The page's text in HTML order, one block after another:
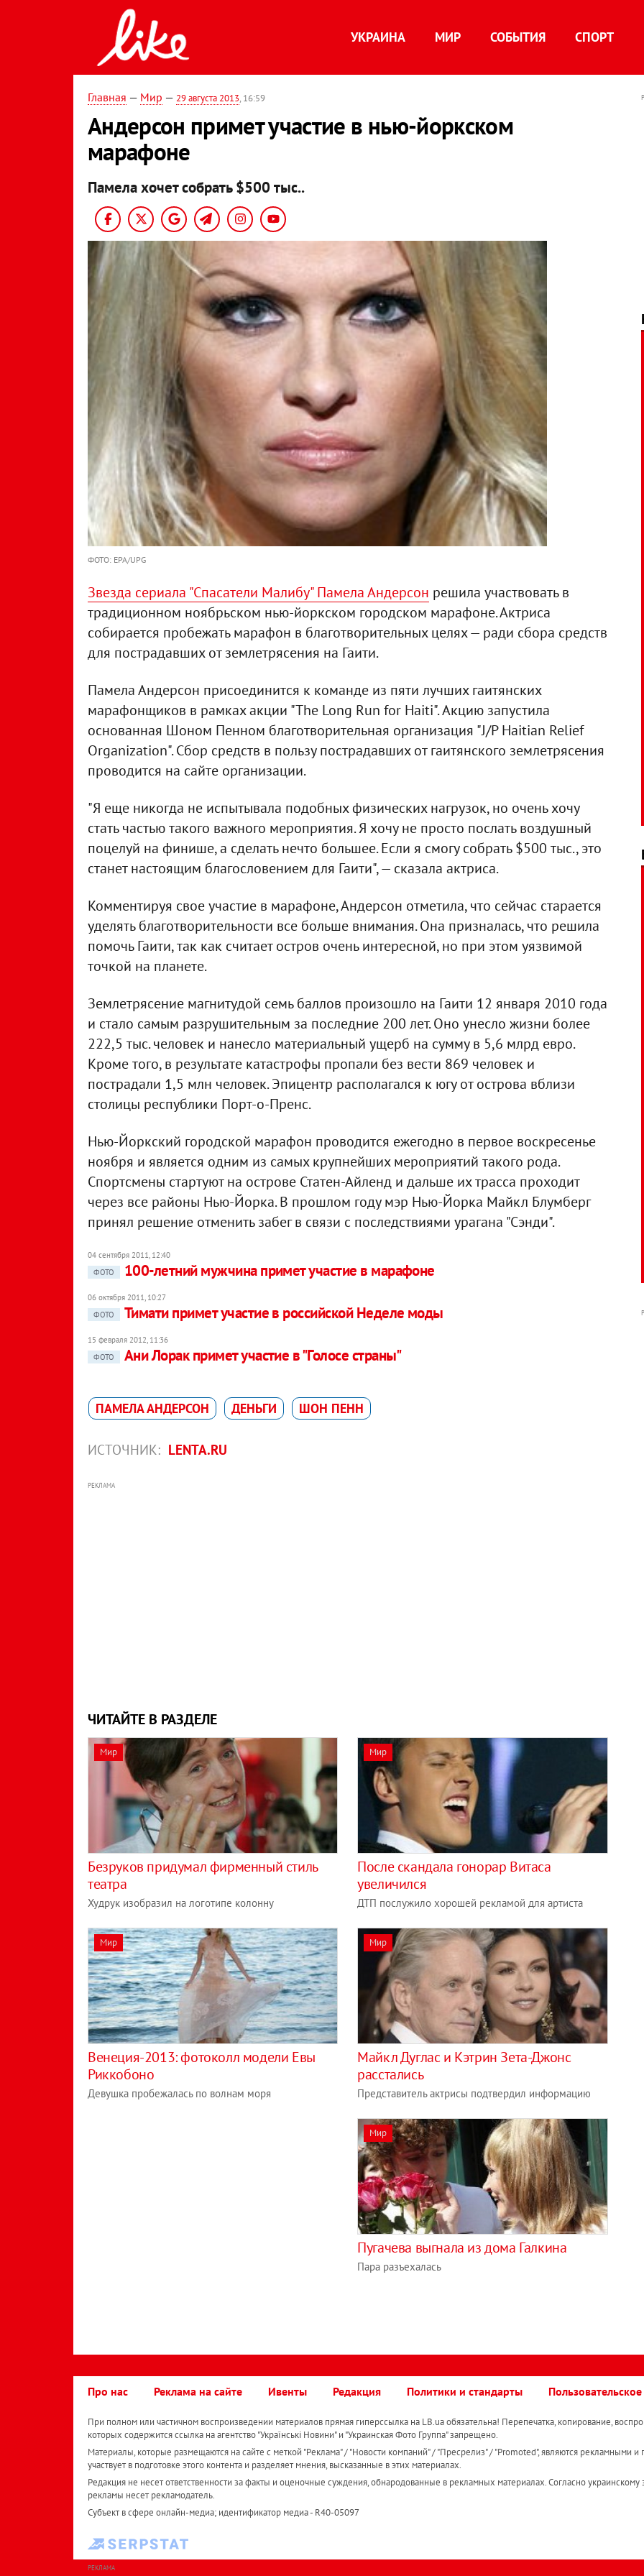
УКРАИНА МИР СОБЫТИЯ СПОРТ
Главная — Мир — 29 августа 2013, 16:59
Андерсон примет участие в нью-йоркском
марафоне
Памела хочет собрать $500 тыс..
ФОТО: EPA/UPG
Звезда сериала "Спасатели Малибу" Памела Андерсон решила участвовать в
традиционном ноябрьском нью-йоркском городском марафоне. Актриса
собирается пробежать марафон в благотворительных целях — ради сбора средств
для пострадавших от землетрясения на Гаити.
Памела Андерсон присоединится к команде из пяти лучших гаитянских
марафонщиков в рамках акции "The Long Run for Haiti". Акцию запустила
основанная Шоном Пенном благотворительная организация "J/P Haitian Relief
Organization". Сбор средств в пользу пострадавших от гаитянского землетрясения
проводится на сайте организации.
"Я еще никогда не испытывала подобных физических нагрузок, но очень хочу
стать частью такого важного мероприятия. Я хочу не просто послать воздушный
поцелуй на финише, а сделать нечто большее. Если я смогу собрать $500 тыс., это
станет настоящим благословением для Гаити", — сказала актриса.
Комментируя свое участие в марафоне, Андерсон отметила, что сейчас старается
уделять благотворительности все больше внимания. Она призналась, что решила
помочь Гаити, так как считает остров очень интересной, но при этом уязвимой
точкой на планете.
Землетрясение магнитудой семь баллов произошло на Гаити 12 января 2010 года
и стало самым разрушительным за последние 200 лет. Оно унесло жизни более
222,5 тыс. человек и нанесло материальный ущерб на сумму в 5,6 млрд евро.
Кроме того, в результате катастрофы пропали без вести 869 человек и
пострадали 1,5 млн человек. Эпицентр располагался к югу от острова вблизи
столицы республики Порт-о-Пренс.
Нью-Йоркский городской марафон проводится ежегодно в первое воскресенье
ноября и является одним из самых крупнейших мероприятий такого рода.
Спортсмены стартуют на острове Статен-Айленд и дальше их трасса проходит
через все районы Нью-Йорка. В прошлом году мэр Нью-Йорка Майкл Блумберг
принял решение отменить забег в связи с последствиями урагана "Сэнди".
04 сентября 2011, 12:40
ФОТО
100-летний мужчина примет участие в марафоне
06 октября 2011, 10:27
ФОТО
Тимати примет участие в российской Неделе моды
15 февраля 2012, 11:36
ФОТО
Ани Лорак примет участие в "Голосе страны"
ПАМЕЛА АНДЕРСОН ДЕНЬГИ ШОН ПЕНН
ИСТОЧНИК: LENTA.RU
РЕКЛАМА
ЧИТАЙТЕ В РАЗДЕЛЕ
Мир
Безруков придумал фирменный стиль
театра
Худрук изобразил на логотипе колонну
Мир
После скандала гонорар Витаса
увеличился
ДТП послужило хорошей рекламой для артиста
Мир
Венеция-2013: фотоколл модели Евы
Риккобоно
Девушка пробежалась по волнам моря
Мир
Майкл Дуглас и Кэтрин Зета-Джонс
расстались
Представитель актрисы подтвердил информацию
Мир
Пугачева выгнала из дома Галкина
Пара разъехалась
Про нас Реклама на сайте Ивенты Редакция Политики и стандарты
При полном или частичном воспроизведении материалов прямая гиперссылка на LB.ua обязательна! Перепечатка, копирование,
которых содержится ссылка на агентство "Українськi Новини" и "Украинская Фото Группа" запрещено.
Материалы, которые размещаются на сайте с меткой "Реклама" / "Новости компаний" / "Пресрелиз" / "Promoted", являются рекламными и
участвует в подготовке этого контента и разделяет мнения, высказанные в этих материалах.
Редакция не несет ответственности за факты и оценочные суждения, обнародованные в рекламных материалах. Согласно украинскому
рекламы несет рекламодатель.
Субъект в сфере онлайн-медиа; идентификатор медиа - R40-05097
РЕКЛАМА